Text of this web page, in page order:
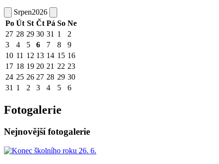
Srpen2026
Po Út St Čt Pá So Ne
27 28 29 30 31 1
2
3
4 5 6 7 8
9
10 11 12 13 14 15 16
17 18 19 20 21 22 23
24 25 26 27 28 29 30
31 1 2 3 4 5 6
Fotogalerie
Nejnovější fotogalerie